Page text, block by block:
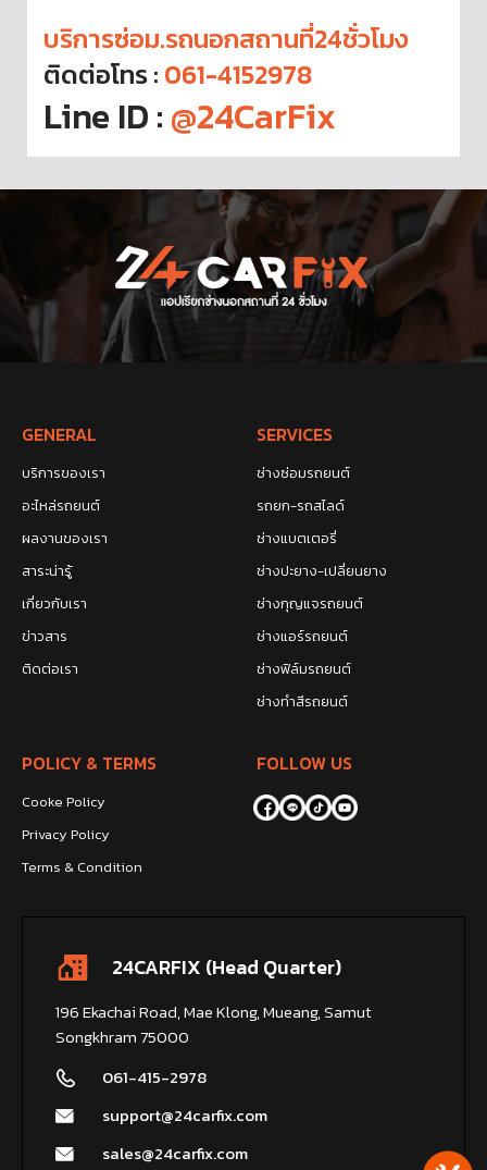
บริการซ่อม.รถนอกสถานที่24ชั่วโมง
ติดต่อโทร : 061-4152978
Line ID :@24CarFix
GENERAL
บริการของเรา
อะไหล่รถยนต์
ผลงานของเรา
สาระน่ารู้
เกี่ยวกับเรา
ข่าวสาร
ติดต่อเรา
SERVICES
ช่างซ่อมรถยนต์
รถยก-รถสไลด์
ช่างแบตเตอรี่
ช่างปะยาง-เปลี่ยนยาง
ช่างกุญแจรถยนต์
ช่างแอร์รถยนต์
ช่างฟิล์มรถยนต์
ช่างทำสีรถยนต์
POLICY & TERMS
Cooke Policy
Privacy Policy
Terms & Condition
FOLLOW US
24CARFIX (Head Quarter)
196 Ekachai Road, Mae Klong, Mueang, Samut
Songkhram 75000
061-415-2978
support@24carfix.com
sales@24carfix.com